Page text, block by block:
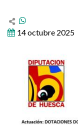
14 octubre 2025